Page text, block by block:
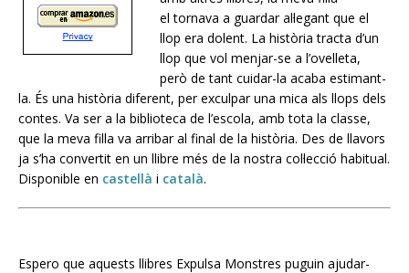
el tornava a guardar al·legant que el
llop era dolent. La història tracta d’un
llop que vol menjar-se a l’ovelleta,
però de tant cuidar-la acaba estimant-
la. És una història diferent, per exculpar una mica als llops dels
contes. Va ser a la biblioteca de l’escola, amb tota la classe,
que la meva filla va arribar al final de la història. Des de llavors
ja s’ha convertit en un llibre més de la nostra col·lecció habitual.
Disponible en castellà i català.
Espero que aquests llibres Expulsa Monstres puguin ajudar-